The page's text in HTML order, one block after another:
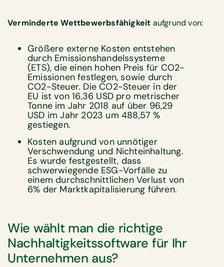
Verminderte Wettbewerbsfähigkeit aufgrund von:
Größere externe Kosten entstehen
durch Emissionshandelssysteme
(ETS), die einen hohen Preis für CO2-
Emissionen festlegen, sowie durch
CO2-Steuer. Die CO2-Steuer in der
EU ist von 16,36 USD pro metrischer
Tonne im Jahr 2018 auf über 96,29
USD im Jahr 2023 um 488,57 %
gestiegen.
Kosten aufgrund von unnötiger
Verschwendung und Nichteinhaltung.
Es wurde festgestellt, dass
schwerwiegende ESG-Vorfälle zu
einem durchschnittlichen Verlust von
6% der Marktkapitalisierung führen.
Wie wählt man die richtige
Nachhaltigkeitssoftware für Ihr
Unternehmen aus?